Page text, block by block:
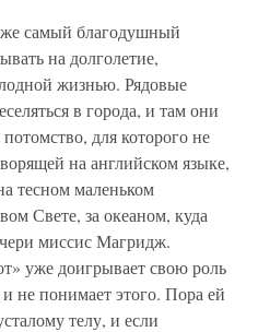
самый благодушный
на долголетие,
жизнью. Рядовые
в города, и там они
для которого не
на английском языке,
тесном маленьком
Свете, за океаном, куда
миссис Магридж.
уже доигрывает свою роль
не понимает этого. Пора ей
телу, и если